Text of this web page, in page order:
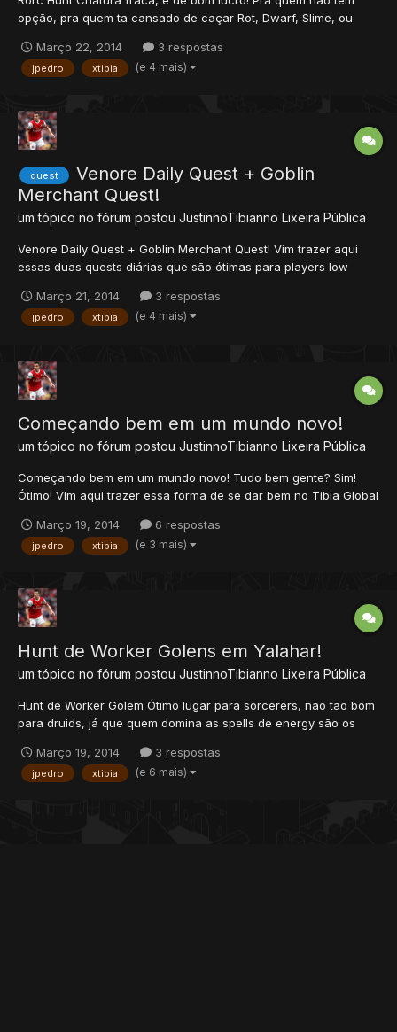
opção, pra quem ta cansado de caçar Rot, Dwarf, Slime, ou
Localização: Próximo a Orc Fortress Respawn: Muito bom, se
você pegar o local sozinho, encontrará de 2 até uns 4...
Março 22, 2014 3 respostas
jpedro xtibia (e 4 mais)
quest
Venore Daily Quest + Goblin
Merchant Quest!
um tópico no fórum postou JustinnoTibianno Lixeira Pública
Venore Daily Quest + Goblin Merchant Quest! Vim trazer aqui
essas duas quests diárias que são ótimas para players low
todo mundo sabe mas vale ressaltar que as quests diárias do
tibia podem ser feitas de 20 em 20 horas! Vamos começa...
Março 21, 2014 3 respostas
jpedro xtibia (e 4 mais)
Começando bem em um mundo novo!
um tópico no fórum postou JustinnoTibianno Lixeira Pública
Começando bem em um mundo novo! Tudo bem gente? Sim!
Ótimo! Vim aqui trazer essa forma de se dar bem no Tibia Global
pois tudo que você ver abaixo foi de minha experiência. Só pra
esclarecer. - Esse é um tutorial para que...
Março 19, 2014 6 respostas
jpedro xtibia (e 3 mais)
Hunt de Worker Golens em Yalahar!
um tópico no fórum postou JustinnoTibianno Lixeira Pública
Hunt de Worker Golem Ótimo lugar para sorcerers, não tão bom
para druids, já que quem domina as spells de energy são os
de nível 70, porém tem um perigo a altura, cuidado, um único
Worker pode dar dor de cabeça, se dois colarem em...
Março 19, 2014 3 respostas
jpedro xtibia (e 6 mais)